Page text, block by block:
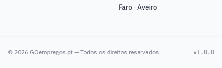
Faro · Aveiro
© 2026 GOempregos.pt — Todos os direitos reservados. v1.0.0